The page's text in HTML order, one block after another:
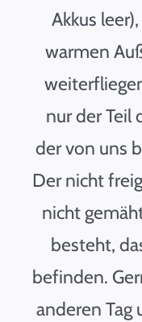
Akkus
warmen
nur der Teil
der von uns
Der nicht
nicht
besteht,
befinden.
anderen Tag